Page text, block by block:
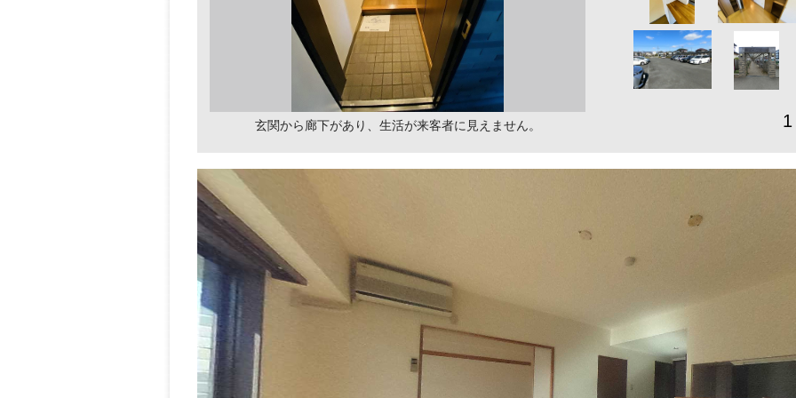
玄関から廊下があり、生活が来客者に見えません。